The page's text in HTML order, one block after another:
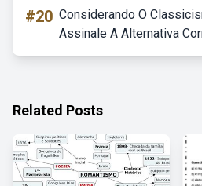
#20 Considerando O
Assinale A Alternativa
Related Posts